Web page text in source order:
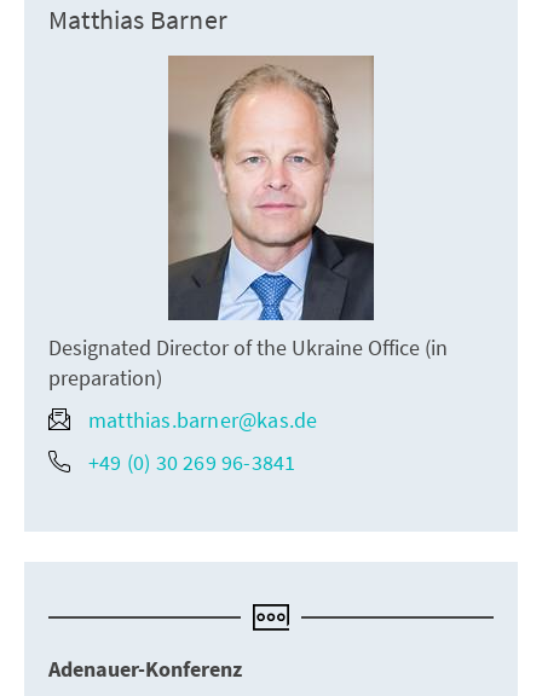
Matthias Barner
Designated Director of the Ukraine Office (in
preparation)
matthias.barner@kas.de
+49 (0) 30 269 96-3841
Adenauer-Konferenz